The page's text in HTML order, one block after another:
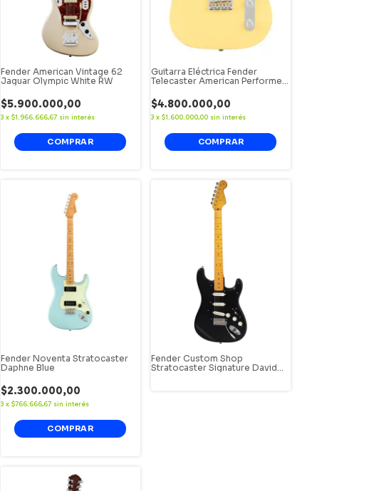
Fender American Vintage 62
Jaguar Olympic White RW
$5.900.000,00
3 x $1.966.666,67 sin interés
Guitarra Eléctrica Fender
Telecaster American Performer
$4.800.000,00
3 x $1.600.000,00 sin interés
Fender Noventa Stratocaster
Daphne Blue
$2.300.000,00
3 x $766.666,67 sin interés
Fender Custom Shop
Stratocaster Signature David